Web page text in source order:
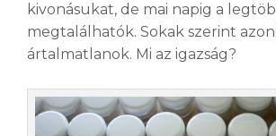
kivonásukat, de mai napig a
megtalálhatók. Sokak szerint
ártalmatlanok. Mi az igazság?